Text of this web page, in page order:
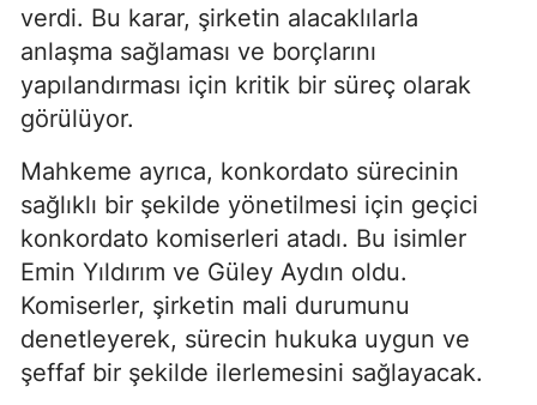
verdi. Bu karar, şirketin alacaklılarla
anlaşma sağlaması ve borçlarını
yapılandırması için kritik bir süreç olarak
görülüyor.
Mahkeme ayrıca, konkordato sürecinin
sağlıklı bir şekilde yönetilmesi için geçici
konkordato komiserleri atadı. Bu isimler
Emin Yıldırım ve Güley Aydın oldu.
Komiserler, şirketin mali durumunu
denetleyerek, sürecin hukuka uygun ve
şeffaf bir şekilde ilerlemesini sağlayacak.